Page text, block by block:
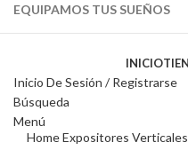
EQUIPAMOS TUS SUEÑOS
INICIO
Inicio De Sesión / Registrarse
Búsqueda
Menú
Haga Click para agrandar
HomeExpositores Verticales